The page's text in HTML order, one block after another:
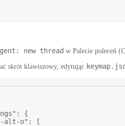
new thread w Palecie poleceń
skrót klawiszowy, edytując
: {
alt-o" : [